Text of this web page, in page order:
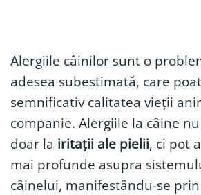
Alergiile câinilor sunt o
adesea subestimată, care
semnificativ calitatea vieții
companie. Alergiile la câine
doar la iritații ale pielii, ci pot
mai profunde asupra
câinelui, manifestându-se